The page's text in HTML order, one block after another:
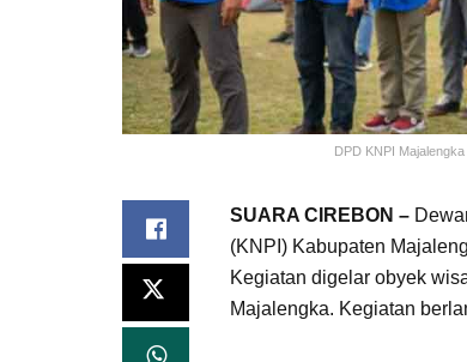
DPD KNPI
SUARA CIREBON –
(KNPI) Kabupaten
Kegiatan digelar obyek
Majalengka. Kegiatan